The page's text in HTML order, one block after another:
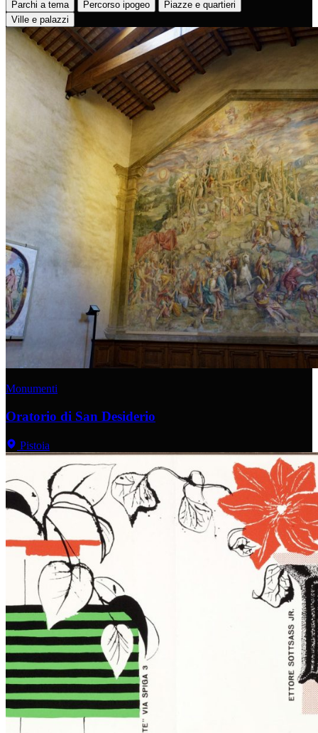
Parchi a tema
Percorso ipogeo
Piazze e quartieri
Ville e palazzi
Monumenti
Oratorio di San Desiderio
Pistoia